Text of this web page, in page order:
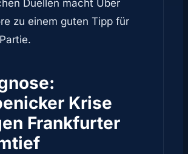
Duellen macht Über
zu einem guten Tipp für
Krise
Frankfurter